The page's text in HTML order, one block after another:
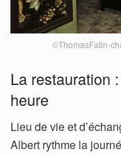
©ThomasFatin-
La restauration
heure
Lieu de vie et
Albert rythme la